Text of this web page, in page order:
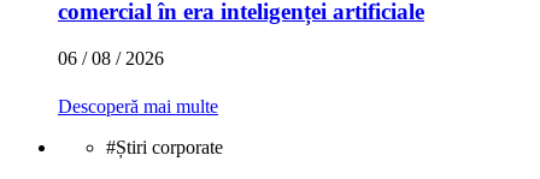
comercial în era inteligenței artificiale
06 / 08 / 2026
Descoperă mai multe
#Știri corporate